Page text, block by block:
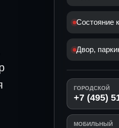
Состояние
Двор,
ГОРОДСКОЙ
+7 (495)
МОБИЛЬНЫЙ